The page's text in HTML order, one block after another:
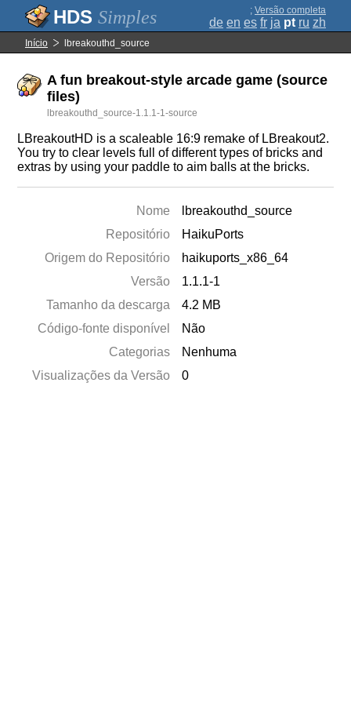
Simples ; Versão completa
de en es fr ja pt ru zh
Início lbreakouthd_source
A fun breakout-style arcade game (source
files)
lbreakouthd_source-1.1.1-1-source
LBreakoutHD is a scaleable 16:9 remake of LBreakout2.
You try to clear levels full of different types of bricks and
extras by using your paddle to aim balls at the bricks.
Nome
lbreakouthd_source
Repositório
HaikuPorts
Origem do Repositório
haikuports_x86_64
Versão
1.1.1-1
Tamanho da descarga
4.2 MB
Código-fonte disponível
Não
Categorias
Nenhuma
Visualizações da Versão
0